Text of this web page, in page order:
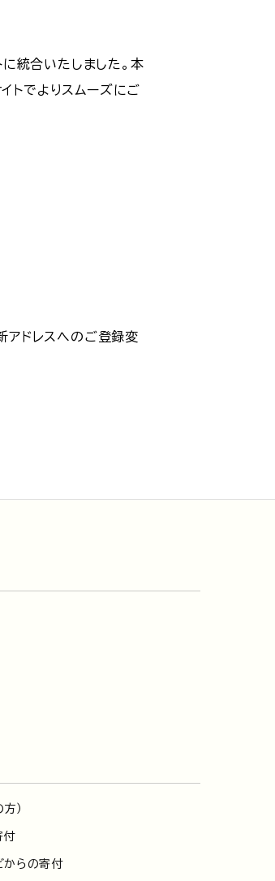
に統合いたしました。本
トでよりスムーズにご
アドレスへのご登録変
）
付
からの寄付